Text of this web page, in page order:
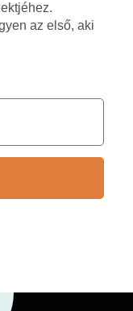
az első, aki